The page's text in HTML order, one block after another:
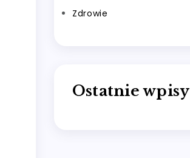
Zdrowie
Ostatnie wpisy